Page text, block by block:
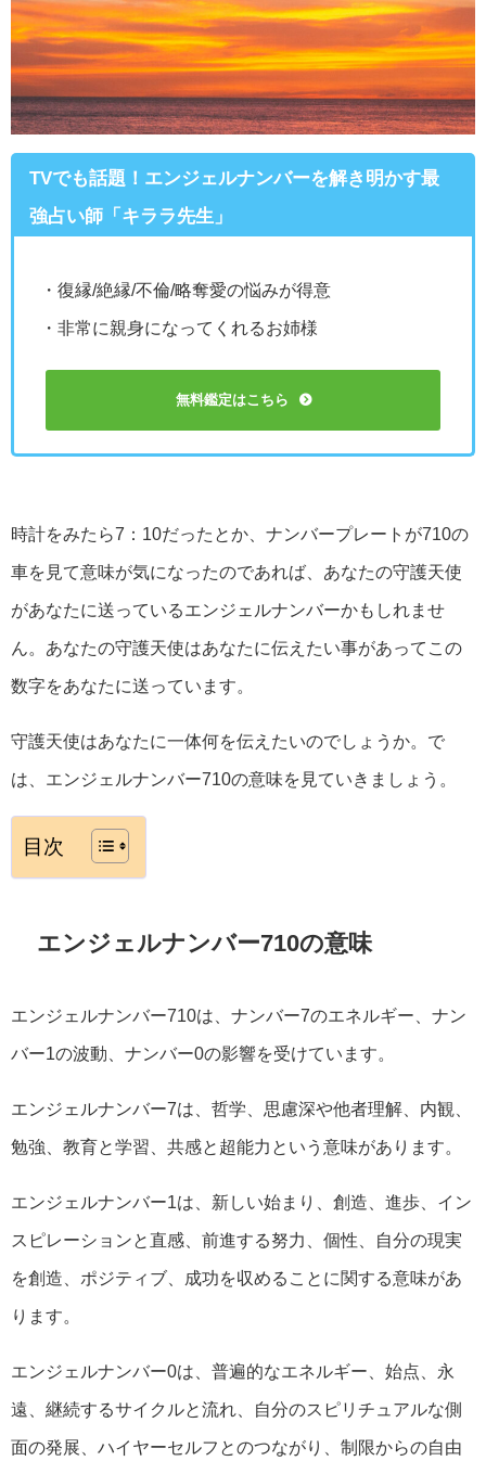
TVでも話題！エンジェルナンバーを解き明かす最
強占い師「キララ先生」
・復縁/絶縁/不倫/略奪愛の悩みが得意
・非常に親身になってくれるお姉様
無料鑑定はこちら
時計をみたら7：10だったとか、ナンバープレートが710の
車を見て意味が気になったのであれば、あなたの守護天使
があなたに送っているエンジェルナンバーかもしれませ
ん。あなたの守護天使はあなたに伝えたい事があってこの
数字をあなたに送っています。
守護天使はあなたに一体何を伝えたいのでしょうか。で
は、エンジェルナンバー710の意味を見ていきましょう。
目次
エンジェルナンバー710の意味
エンジェルナンバー710は、ナンバー7のエネルギー、ナン
バー1の波動、ナンバー0の影響を受けています。
エンジェルナンバー7は、哲学、思慮深や他者理解、内観、
勉強、教育と学習、共感と超能力という意味があります。
エンジェルナンバー1は、新しい始まり、創造、進歩、イン
スピレーションと直感、前進する努力、個性、自分の現実
を創造、ポジティブ、成功を収めることに関する意味があ
ります。
エンジェルナンバー0は、普遍的なエネルギー、始点、永
遠、継続するサイクルと流れ、自分のスピリチュアルな側
面の発展、ハイヤーセルフとのつながり、制限からの自由